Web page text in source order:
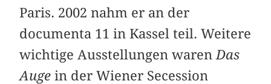
Paris. 2002 nahm er an der
documenta 11 in Kassel teil. Weitere
wichtige Ausstellungen waren Das
Auge in der Wiener Secession